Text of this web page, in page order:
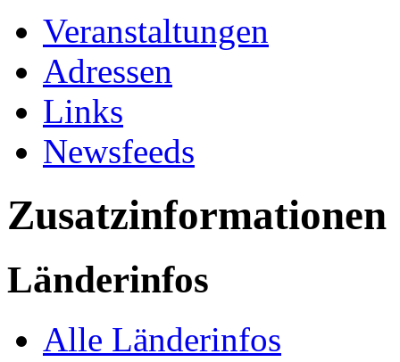
Veranstaltungen
Adressen
Links
Newsfeeds
Zusatzinformationen
Länderinfos
Alle Länderinfos